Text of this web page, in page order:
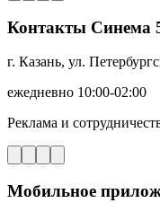
Контакты Синема
г. Казань, ул.
ежедневно 10:00-02:00
Реклама и
Мобильное